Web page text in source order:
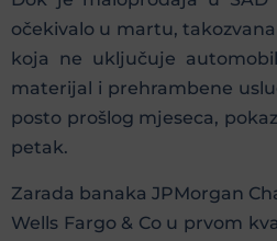
očekivalo u martu,
koja ne uključuje
materijal i prehrambene
posto prošlog mjeseca,
petak.
Zarada banaka JPMorgan
Wells Fargo & Co u prvom